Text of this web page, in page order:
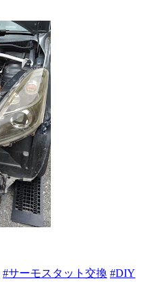
#サーモスタット交換 #DIY